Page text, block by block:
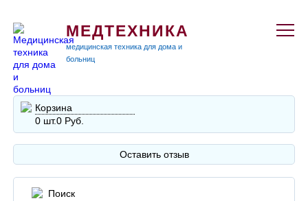
МЕДТЕХНИКА
медицинская техника для дома и
больниц
Корзина
0 шт.0 Руб.
Оставить отзыв